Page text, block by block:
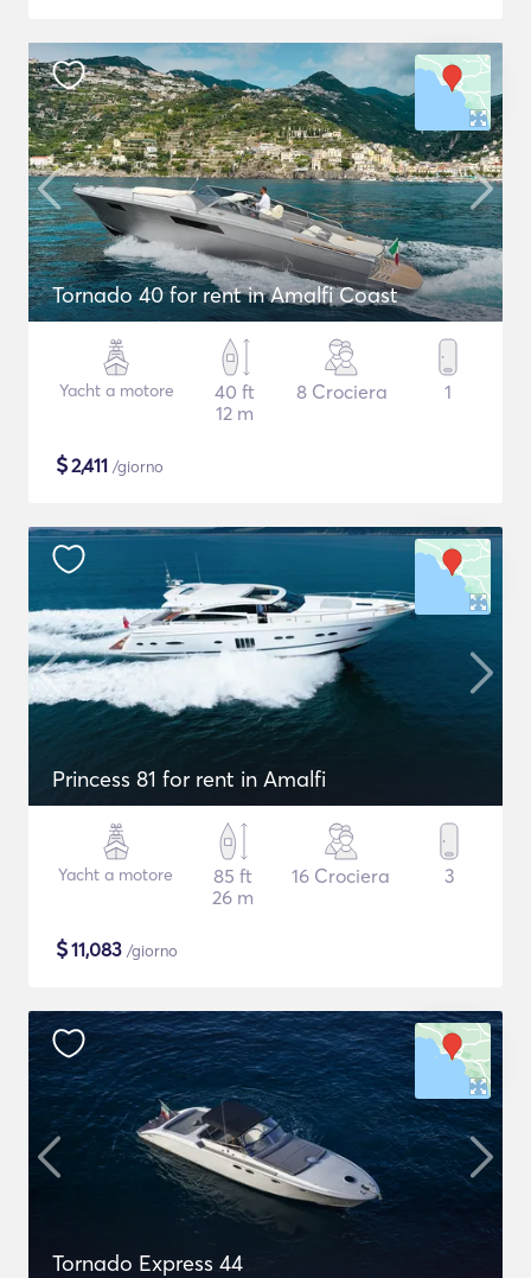
Tornado 40 for rent in Amalfi Coast
Yacht a motore
40 ft
12 m
8 Crociera 1
$2,411 /giorno
Princess 81 for rent in Amalfi
Yacht a motore
85 ft
26 m
16 Crociera 3
$11,083 /giorno
Tornado Express 44